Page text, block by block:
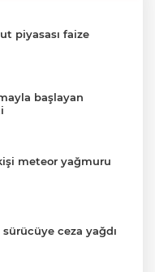
piyasası faize
başlayan
meteor yağmuru
ceza yağdı